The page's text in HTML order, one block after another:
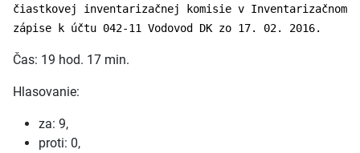
čiastkovej inventarizačnej komisie v Inventarizačnom
zápise k účtu 042-11 Vodovod DK zo 17. 02. 2016.
Čas: 19 hod. 17 min.
Hlasovanie:
za: 9,
proti: 0,